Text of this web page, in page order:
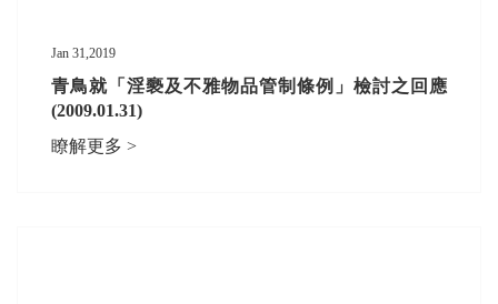
Jan 31,2019
青鳥就「淫褻及不雅物品管制條例」檢討之回應
(2009.01.31)
瞭解更多 >